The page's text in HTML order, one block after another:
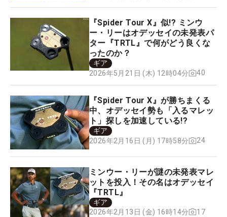
『Spider Tour X』似!? ミンウ
ー・リーはオデッセイの未発表パ
ター『TRTL』で何がどう良くな
ったのか？
ギア
2026年5月21日 (木) 12時04分
40
『Spider Tour X』が勝ちまくる
中、オデッセイ勢も「入るマレッ
ト」探しを加速している!?
ギア
2026年2月16日 (月) 17時58分
24
ミンウー・リーが謎の未発表マレ
ットを投入！その名はオデッセイ
『TRTL』
ギア
2026年2月13日 (金) 16時14分
17